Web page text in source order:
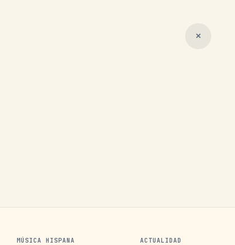
✕
MÚSICA HISPANA ACTUALIDAD